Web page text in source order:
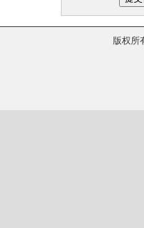
版权所